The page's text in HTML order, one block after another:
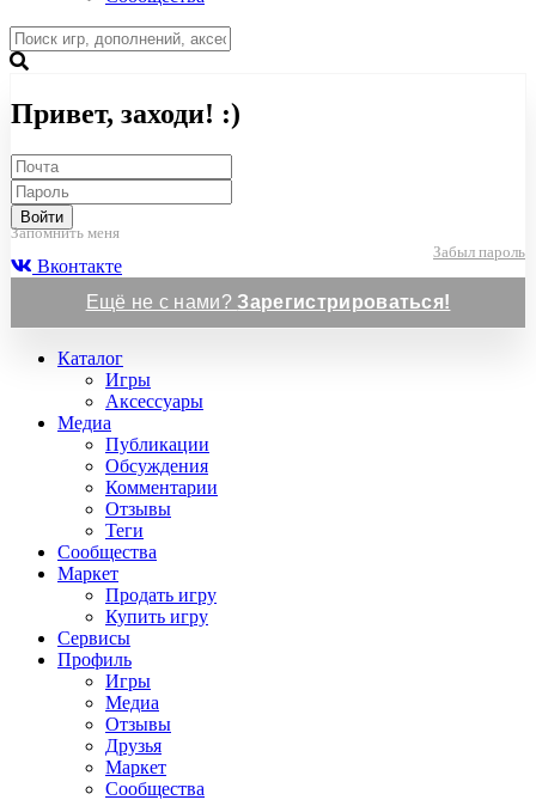
Привет, заходи! :)
Войти
Запомнить меня
Забыл пароль
Вконтакте
Ещё не с нами?Зарегистрироваться!
Каталог
Игры
Аксессуары
Медиа
Публикации
Обсуждения
Комментарии
Отзывы
Теги
Сообщества
Маркет
Продать игру
Купить игру
Сервисы
Профиль
Игры
Медиа
Отзывы
Друзья
Маркет
Сообщества